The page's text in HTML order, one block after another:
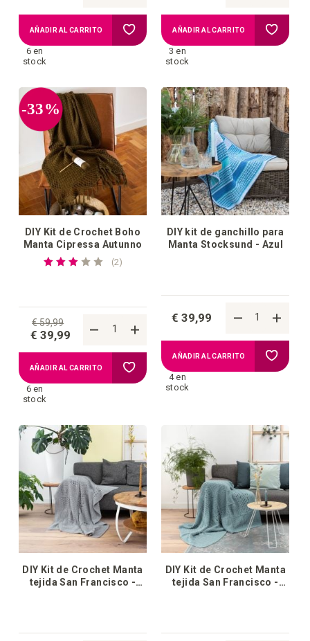
6 en
stock
AÑADIR AL CARRITO Añadir
lista
de
deseos
3 en
stock
AÑADIR AL CARRITO Añadir
la
lista
de
deseos
-33%
DIY Kit de Crochet Boho
Manta Cipressa Autunno
Valoración:
2reseñas
€ 59,99
€ 39,99
6 en
stock
AÑADIR AL CARRITO Añadir
la
lista
de
deseos
DIY kit de ganchillo para
Manta Stocksund - Azul
€ 39,99
4 en
stock
AÑADIR AL CARRITO Añadir
de
deseos
DIY Kit de Crochet Manta
tejida San Francisco -
DIY Kit de Crochet Manta
tejida San Francisco -